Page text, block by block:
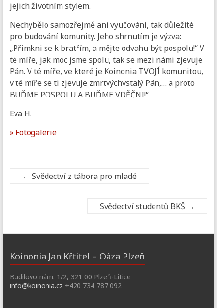
jejich životním stylem.
Nechybělo samozřejmě ani vyučování, tak důležité
pro budování komunity. Jeho shrnutím je výzva:
„Přimkni se k bratřím, a mějte odvahu být pospolu!“ V
té míře, jak moc jsme spolu, tak se mezi námi zjevuje
Pán. V té míře, ve které je Koinonia TVOJÍ komunitou,
v té míře se ti zjevuje zmrtvýchvstalý Pán,… a proto
BUĎME POSPOLU A BUĎME VDĚČNI!“
Eva H.
» Fotogalerie
← Svědectví z tábora pro mladé
Svědectví studentů BKŠ →
Koinonia Jan Křtitel – Oáza Plzeň
Budilovo nám. 1/2, 321 00 Plzeň-Litice
info@koinonia.cz +420 734 787 092